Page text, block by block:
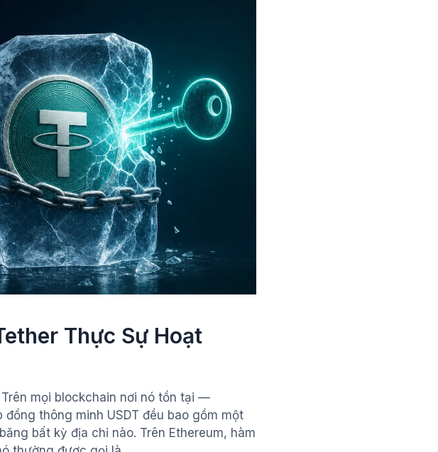
Thực Sự Hoạt
mọi blockchain nơi nó tồn tại —
thông minh USDT đều bao gồm một
bất kỳ địa chỉ nào. Trên Ethereum, hàm